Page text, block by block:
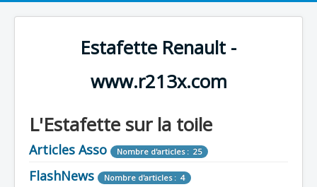
Estafette Renault -
www.r213x.com
L'Estafette sur la toile
Articles Asso Nombre d'articles : 25
FlashNews Nombre d'articles : 4